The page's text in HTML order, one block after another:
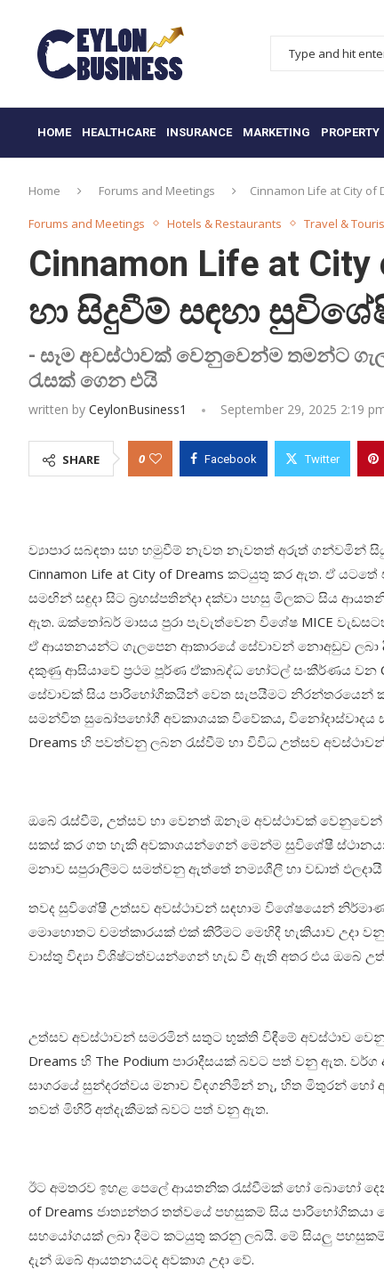
HOME HEALTHCARE INSURANCE MARKETING PROPERTY
Home Forums and Meetings Cinnamon Life at City
Forums and Meetings Hotels & Restaurants Travel &
Cinnamon Life at
හා සිදුවීම් සඳහා
- සෑම අවස්ථාවක් වෙනුවෙන්ම තමන්ට
රැසක් ගෙන එයි
written by CeylonBusiness1 September 29, 2025 2:19
SHARE 0 Facebook Twitter
ව්‍යාපාර සබඳතා සහ හමුවීම් නැවත නැවතත් අරුත් ගන්වමින්
Cinnamon Life at City of Dreams කටයුතු කර ඇත. ඒ
සමඟින් සඳුදා සිට බ්‍රහස්පතින්දා දක්වා පහසු මිලකට සිය
ඇත. ඔක්තෝබර් මාසය පුරා පැවැත්වෙන විශේෂ MICE
ඒ ආයතනයන්ට ගැලපෙන ආකාරයේ සේවාවන් නොඅඩුව ලබා
දකුණු ආසියාවේ ප්‍රථම පූර්ණ ඒකාබද්ධ හෝටල් සංකීර්ණය වන
සේවාවක් සිය පාරිභෝගිකයින් වෙත සැපයීමට
සමන්විත සුඛෝපභෝගී අවකාශයක විවේකය, විනෝදාස්වාදය
Dreams හි පවත්වනු ලබන රැස්වීම් හා විවිධ උත්සව
ඔබේ රැස්වීම්, උත්සව හා වෙනත් ඕනෑම අවස්ථාවක්
සකස් කර ගත හැකි අවකාශයන්ගෙන් මෙන්ම සුවිශේෂී
මනාව සපුරාලීමට සමත්වනු ඇත්තේ නම්‍යශීලී හා වඩාත්
තවද සුවිශේෂී උත්සව අවස්ථාවන් සඳහාම විශේෂයෙන්
මොහොතට චමත්කාරයක් එක් කිරීමට මෙහිදී හැකියාව උදා
වාස්තු විද්‍යා විශිෂ්ටත්වයන්ගෙන් හැඩ වී ඇති අතර එය ඔබේ
උත්සව අවස්ථාවන් සමරමින් සතුට භුක්ති විඳීමේ අවස්ථාව
Dreams හි The Podium පාරාදීසයක් බවට පත් වනු ඇත.
සාගරයේ සුන්දරත්වය මනාව විඳගනිමින් නෑ, හිත මිතුරන් හෝ
තවත් මිහිරි අත්දැකීමක් බවට පත් වනු ඇත.
ඊට අමතරව ඉහළ පෙලේ ආයතනික රැස්වීමක් හෝ බොහෝ දෙනා
of Dreams ජාත්‍යන්තර තත්වයේ පහසුකම් සිය පාරිභෝගිකයා
සහයෝගයක් ලබා දීමට කටයුතු කරනු ලබයි. මේ සියලු
දැන් ඔබේ ආයතනයටද අවකාශ උදා වේ.